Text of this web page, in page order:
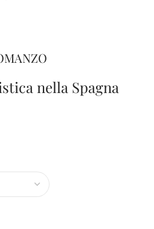
nella Spagna